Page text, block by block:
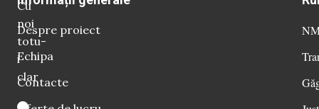
Cu
noi
totu-
i
clar
Despre proiect
Echipa
Contacte